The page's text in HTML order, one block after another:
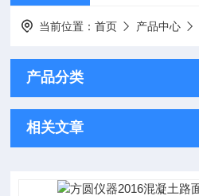
当前位置：首页 产品中心
产品分类
相关文章